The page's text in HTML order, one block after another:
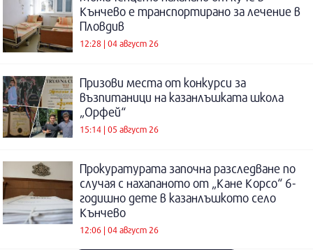
Кънчево е транспортирано за лечение в
Пловдив
12:28 | 04 август 26
Призови места от конкурси за
възпитаници на казанлъшката школа
„Орфей“
15:14 | 05 август 26
Прокуратурата започна разследване по
случая с нахапаното от „Кане Корсо“ 6-
годишно дете в казанлъшкото село
Кънчево
12:06 | 04 август 26